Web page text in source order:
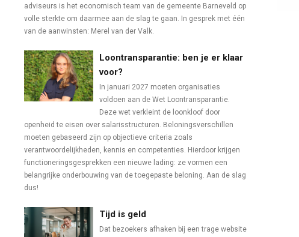
adviseurs is het economisch team van de gemeente Barneveld op
volle sterkte om daarmee aan de slag te gaan. In gesprek met één
van de aanwinsten: Merel van der Valk.
Loontransparantie: ben je er klaar
voor?
In januari 2027 moeten organisaties
voldoen aan de Wet Loontransparantie.
Deze wet verkleint de loonkloof door
openheid te eisen over salarisstructuren. Beloningsverschillen
moeten gebaseerd zijn op objectieve criteria zoals
verantwoordelijkheden, kennis en competenties. Hierdoor krijgen
functioneringsgesprekken een nieuwe lading: ze vormen een
belangrijke onderbouwing van de toegepaste beloning. Aan de slag
dus!
Tijd is geld
Dat bezoekers afhaken bij een trage website